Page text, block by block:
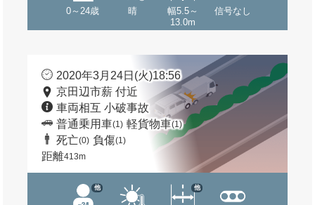
0～24歳 晴
幅5.5～
13.0m
信号なし
2020年3月24日(火)18:56
京田辺市薪 付近
車両相互 小破事故
普通乗用車(1) 軽貨物車(1)
死亡(0) 負傷(1)
距離413m
他 他